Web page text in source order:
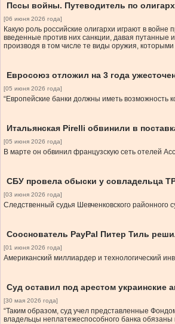
Пссы войны. Путеводитель по
[06 июня 2026 года]
Какую роль российские олигархи играют в
введенные против них санкции, давая путанные
производя в том числе те виды оружия,
Евросоюз отложил на 3 года
[05 июня 2026 года]
“Европейские банки должны иметь возможность
Итальянская Pirelli обвинили в
[05 июня 2026 года]
В марте он обвинил французскую сеть отелей
СБУ провела обыски у совладельца
[03 июня 2026 года]
Следственный судья Шевченковского
Сооснователь PayPal Питер Тиль
[01 июня 2026 года]
Американский миллиардер и технологический
Суд оставил под арестом украинские
[30 мая 2026 года]
“Таким образом, суд учел представленные
владельцы неплатежеспособного банка